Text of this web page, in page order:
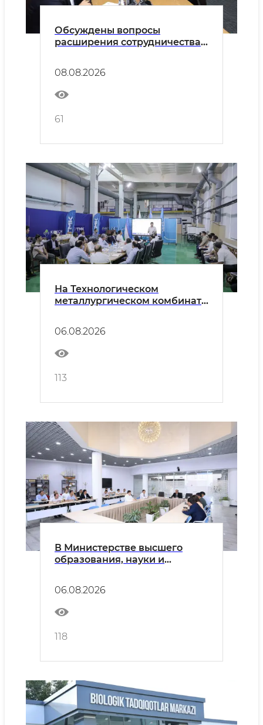
Обсуждены вопросы
расширения сотрудничества
образования
08.08.2026
61
На Технологическом
металлургическом комбинате
образования и производства
06.08.2026
113
В Министерстве высшего
образования, науки и
посвящённый вопросам
упрощения государственных
услуг в рамках программы
«Ликвидация бюрократии –
2030»
06.08.2026
118